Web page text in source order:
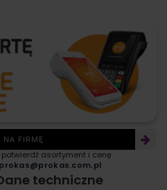
NA FIRMĘ
asortyment i cenę
prokas@prokas.com.pl
techniczne